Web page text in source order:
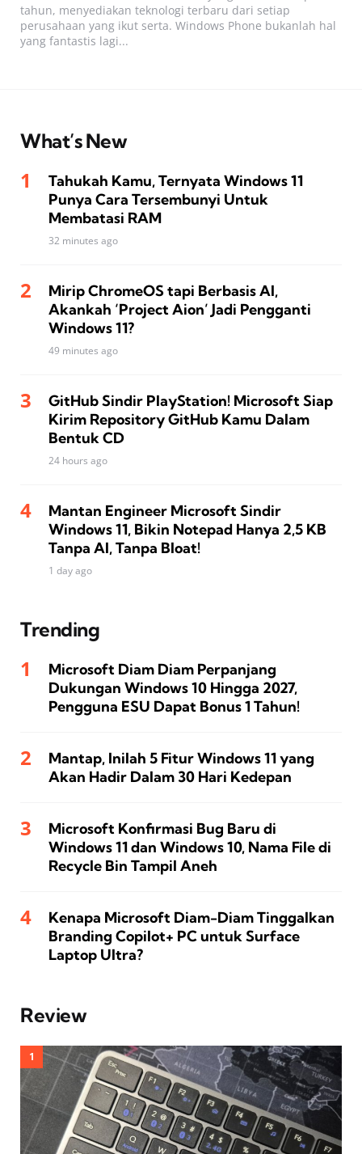
tahun, menyediakan teknologi terbaru dari setiap
perusahaan yang ikut serta. Windows Phone bukanlah hal
yang fantastis lagi...
What’s New
Tahukah Kamu, Ternyata Windows 11
Punya Cara Tersembunyi Untuk
Membatasi RAM
32 minutes ago
Mirip ChromeOS tapi Berbasis AI,
Akankah ‘Project Aion’ Jadi Pengganti
Windows 11?
49 minutes ago
GitHub Sindir PlayStation! Microsoft Siap
Kirim Repository GitHub Kamu Dalam
Bentuk CD
24 hours ago
Mantan Engineer Microsoft Sindir
Windows 11, Bikin Notepad Hanya 2,5 KB
Tanpa AI, Tanpa Bloat!
1 day ago
Trending
Microsoft Diam Diam Perpanjang
Dukungan Windows 10 Hingga 2027,
Pengguna ESU Dapat Bonus 1 Tahun!
Mantap, Inilah 5 Fitur Windows 11 yang
Akan Hadir Dalam 30 Hari Kedepan
Microsoft Konfirmasi Bug Baru di
Windows 11 dan Windows 10, Nama File di
Recycle Bin Tampil Aneh
Kenapa Microsoft Diam-Diam Tinggalkan
Branding Copilot+ PC untuk Surface
Laptop Ultra?
Review